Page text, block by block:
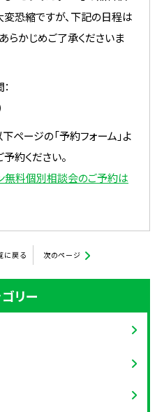
変恐縮ですが、下記の日程は
らかじめご了承くださいま
ージの「予約フォーム」よ
約ください。
無料個別相談会のご予約は
に戻る 次のページ
リー